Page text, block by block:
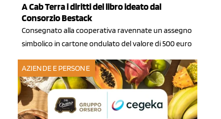
A Cab Terra i diritti del libro ideato dal
Consorzio Bestack
Consegnato alla cooperativa ravennate un assegno
simbolico in cartone ondulato del valore di 500 euro
AZIENDE E PERSONE